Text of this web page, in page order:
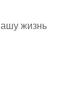
жизнь